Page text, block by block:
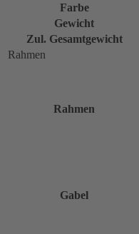
Farbe
Gewicht
Zul. Gesamtgewicht
Rahmen
Rahmen
Gabel